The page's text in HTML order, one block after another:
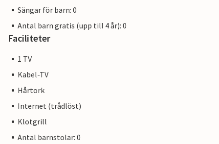
Sängar för barn: 0
Antal barn gratis (upp till 4 år): 0
Faciliteter
1 TV
Kabel-TV
Hårtork
Internet (trådlöst)
Klotgrill
Antal barnstolar: 0